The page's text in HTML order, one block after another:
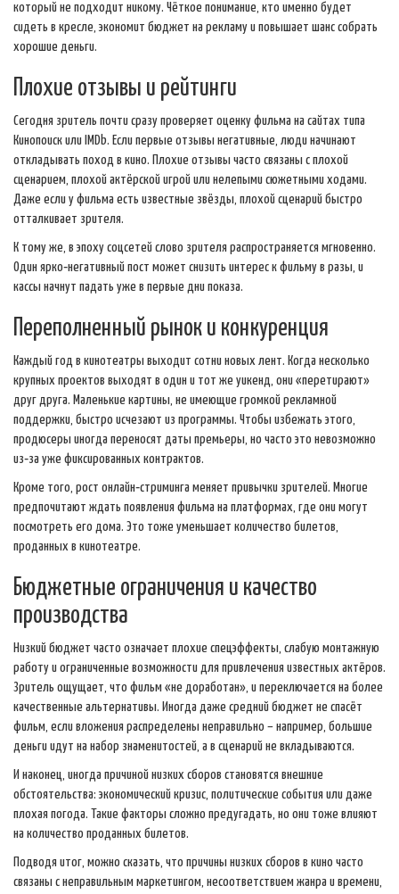
который не подходит никому. Чёткое понимание, кто именно будет
сидеть в кресле, экономит бюджет на рекламу и повышает шанс собрать
хорошие деньги.
Плохие отзывы и рейтинги
Сегодня зритель почти сразу проверяет оценку фильма на сайтах типа
Кинопоиск или IMDb. Если первые отзывы негативные, люди начинают
откладывать поход в кино. Плохие отзывы часто связаны с плохой
сценарием, плохой актёрской игрой или нелепыми сюжетными ходами.
Даже если у фильма есть известные звёзды, плохой сценарий быстро
отталкивает зрителя.
К тому же, в эпоху соцсетей слово зрителя распространяется мгновенно.
Один ярко‑негативный пост может снизить интерес к фильму в разы, и
кассы начнут падать уже в первые дни показа.
Переполненный рынок и конкуренция
Каждый год в кинотеатры выходит сотни новых лент. Когда несколько
крупных проектов выходят в один и тот же уикенд, они «перетирают»
друг друга. Маленькие картины, не имеющие громкой рекламной
поддержки, быстро исчезают из программы. Чтобы избежать этого,
продюсеры иногда переносят даты премьеры, но часто это невозможно
из‑за уже фиксированных контрактов.
Кроме того, рост онлайн‑стриминга меняет привычки зрителей. Многие
предпочитают ждать появления фильма на платформах, где они могут
посмотреть его дома. Это тоже уменьшает количество билетов,
проданных в кинотеатре.
Бюджетные ограничения и качество
производства
Низкий бюджет часто означает плохие спецэффекты, слабую монтажную
работу и ограниченные возможности для привлечения известных актёров.
Зритель ощущает, что фильм «не доработан», и переключается на более
качественные альтернативы. Иногда даже средний бюджет не спасёт
фильм, если вложения распределены неправильно – например, большие
деньги идут на набор знаменитостей, а в сценарий не вкладываются.
И наконец, иногда причиной низких сборов становятся внешние
обстоятельства: экономический кризис, политические события или даже
плохая погода. Такие факторы сложно предугадать, но они тоже влияют
на количество проданных билетов.
Подводя итог, можно сказать, что причины низких сборов в кино часто
связаны с неправильным маркетингом, несоответствием жанра и времени,